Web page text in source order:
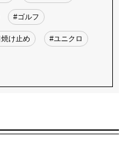
#ゴルフ
け止め #ユニクロ